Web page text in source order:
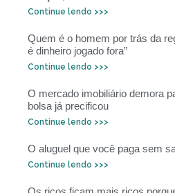
Continue lendo >>>
Quem é o homem por trás da
é dinheiro jogado fora”
Continue lendo >>>
O mercado imobiliário demora
bolsa já precificou
Continue lendo >>>
O aluguel que você paga sem
Continue lendo >>>